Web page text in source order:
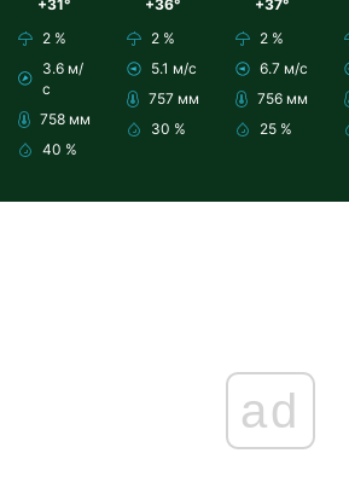
+31°
2 %
3.6 м/
с
758 мм
40 %
+36°
2 %
5.1 м/с
757 мм
30 %
+37°
2 %
6.7 м/с
756 мм
25 %
ad